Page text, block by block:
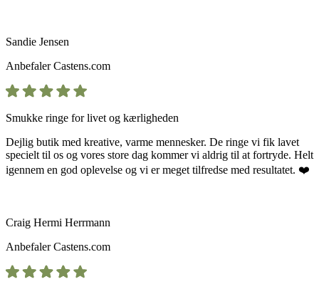
Sandie Jensen
AnbefalerCastens.com
Smukke ringe for livet og kærligheden
Dejlig butik med kreative, varme mennesker. De ringe vi fik lavet
specielt til os og vores store dag kommer vi aldrig til at fortryde. Helt
igennem en god oplevelse og vi er meget tilfredse med resultatet. ❤️
Craig Hermi Herrmann
AnbefalerCastens.com